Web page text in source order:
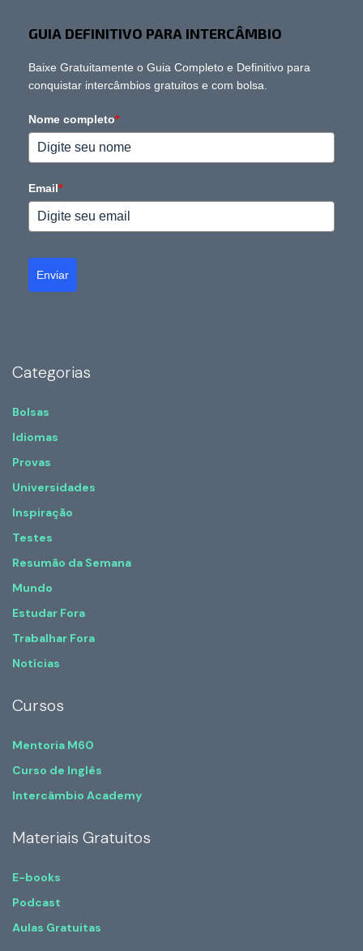
GUIA DEFINITIVO PARA INTERCÂMBIO
Baixe Gratuitamente o Guia Completo e Definitivo para
conquistar intercâmbios gratuitos e com bolsa.
Nome completo*
Email*
Enviar
Categorias
Bolsas
Idiomas
Provas
Universidades
Inspiração
Testes
Resumão da Semana
Mundo
Estudar Fora
Trabalhar Fora
Notícias
Cursos
Mentoria M60
Curso de Inglês
Intercâmbio Academy
Materiais Gratuitos
E-books
Podcast
Aulas Gratuitas